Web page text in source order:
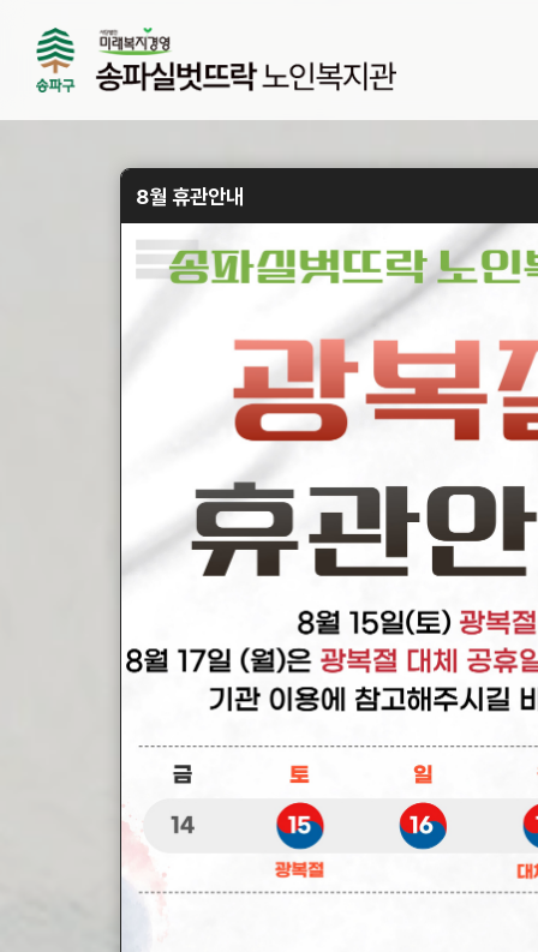
8월 휴관안내